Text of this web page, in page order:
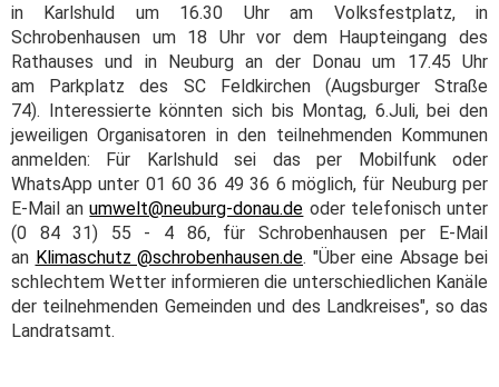
in Karlshuld um 16.30 Uhr am Volksfestplatz, in
Schrobenhausen um 18 Uhr vor dem Haupteingang des
Rathauses und in Neuburg an der Donau um 17.45 Uhr
am Parkplatz des SC Feldkirchen (Augsburger Straße
74). Interessierte könnten sich bis Montag, 6.Juli, bei den
jeweiligen Organisatoren in den teilnehmenden Kommunen
anmelden: Für Karlshuld sei das per Mobilfunk oder
WhatsApp unter 01 60 36 49 36 6 möglich, für Neuburg per
E-Mail anumwelt@neuburg-donau.de oder telefonisch unter
(0 84 31) 55 - 4 86, für Schrobenhausen per E-Mail
an Klimaschutz @schrobenhausen.de. "Über eine Absage bei
schlechtem Wetter informieren die unterschiedlichen Kanäle
der teilnehmenden Gemeinden und des Landkreises", so das
Landratsamt.